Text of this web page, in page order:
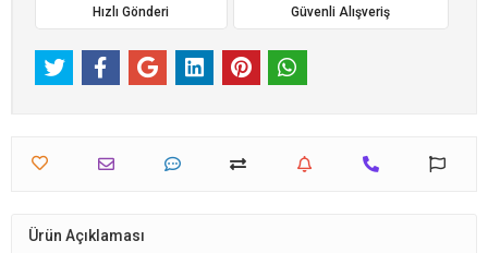
Hızlı Gönderi Güvenli Alışveriş
Ürün Açıklaması